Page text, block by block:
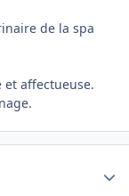
de la spa
et affectueuse.